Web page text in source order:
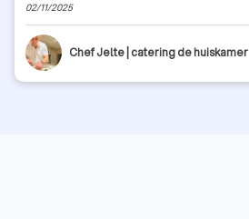
02/11/2025
Chef Jelte | catering de huiskamer